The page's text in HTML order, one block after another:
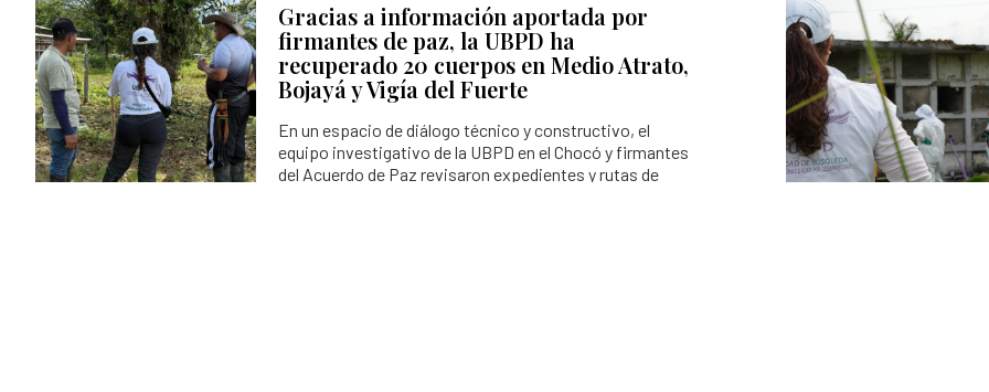
Gracias a información aportada por
firmantes de paz, la UBPD ha
recuperado 20 cuerpos en Medio Atrato,
Bojayá y Vigía del Fuerte
En un espacio de diálogo técnico y constructivo, el
equipo investigativo de la UBPD en el Chocó y firmantes
del Acuerdo de Paz revisaron expedientes y rutas de